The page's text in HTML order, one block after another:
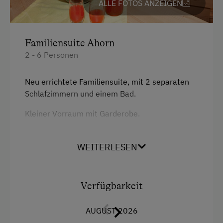
ALLE FOTOS ANZEIGEN
Familiensuite Ahorn
2 - 6 Personen
Neu errichtete Familiensuite, mit 2 separaten
Schlafzimmern und einem Bad.
Kleiner Vorraum mit Garderobe.
Berglandschaft
Balkon/Terrasse
WEITERLESEN
Verfügbarkeit
AUGUST 2026